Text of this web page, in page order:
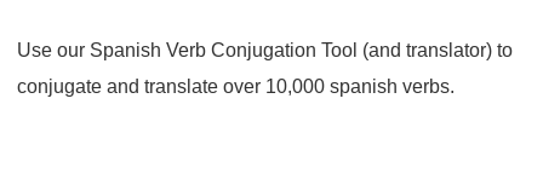
Use our Spanish Verb Conjugation Tool (and translator) to
conjugate and translate over 10,000 spanish verbs.